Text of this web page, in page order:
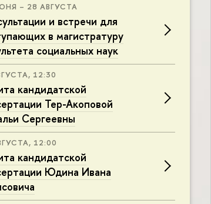
– 28 АВГУСТА
и встречи для
в магистратуру
социальных наук
12:30
кандидатской
Тер-Акоповой
Сергеевны
12:00
кандидатской
Юдина Ивана